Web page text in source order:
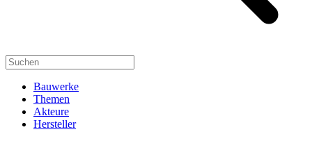
Bauwerke
Themen
Akteure
Hersteller